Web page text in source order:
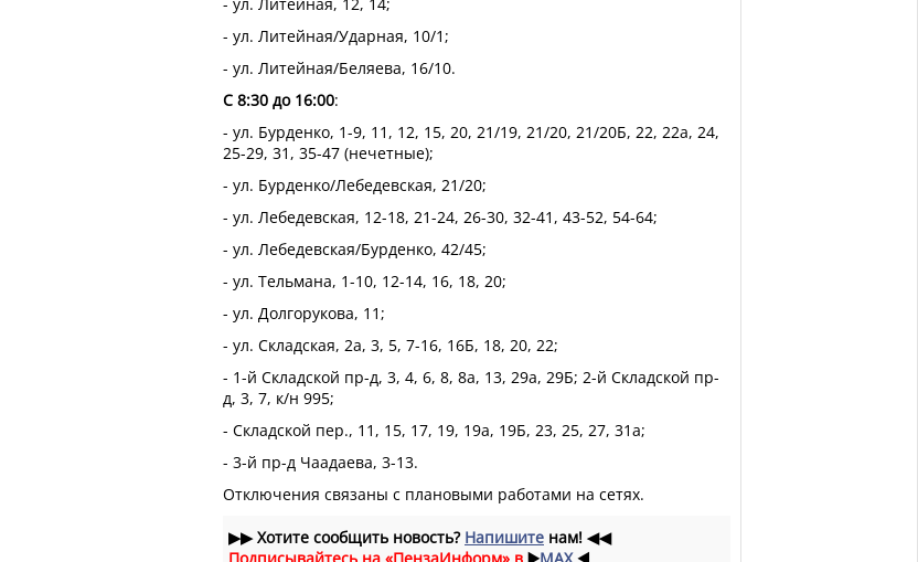
- ул. Литейная/Ударная, 10/1;
- ул. Литейная/Беляева, 16/10.
С 8:30 до 16:00:
- ул. Бурденко, 1-9, 11, 12, 15, 20, 21/19, 21/20, 21/20Б, 22, 22а, 24,
25-29, 31, 35-47 (нечетные);
- ул. Бурденко/Лебедевская, 21/20;
- ул. Лебедевская, 12-18, 21-24, 26-30, 32-41, 43-52, 54-64;
- ул. Лебедевская/Бурденко, 42/45;
- ул. Тельмана, 1-10, 12-14, 16, 18, 20;
- ул. Долгорукова, 11;
- ул. Складская, 2а, 3, 5, 7-16, 16Б, 18, 20, 22;
- 1-й Складской пр-д, 3, 4, 6, 8, 8а, 13, 29а, 29Б; 2-й Складской пр-
д, 3, 7, к/н 995;
- Складской пер., 11, 15, 17, 19, 19а, 19Б, 23, 25, 27, 31а;
- 3-й пр-д Чаадаева, 3-13.
Отключения связаны с плановыми работами на сетях.
▶▶Хотите сообщить новость? Напишите нам! ◀◀